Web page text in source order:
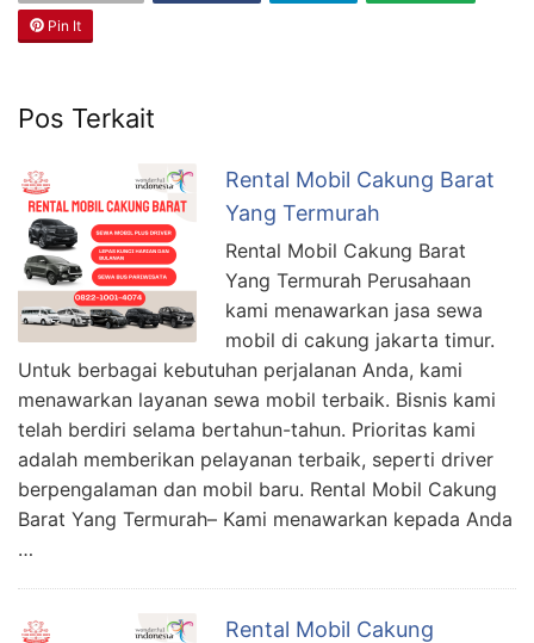
Pin It
Pos Terkait
Rental Mobil Cakung Barat
Yang Termurah
Rental Mobil Cakung Barat
Yang Termurah Perusahaan
kami menawarkan jasa sewa
mobil di cakung jakarta timur.
Untuk berbagai kebutuhan perjalanan Anda, kami
menawarkan layanan sewa mobil terbaik. Bisnis kami
telah berdiri selama bertahun-tahun. Prioritas kami
adalah memberikan pelayanan terbaik, seperti driver
berpengalaman dan mobil baru. Rental Mobil Cakung
Barat Yang Termurah– Kami menawarkan kepada Anda
…
Rental Mobil Cakung